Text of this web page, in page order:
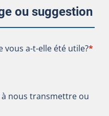
ou suggestion
vous a-t-elle été utile?
vous a-t-elle été utile?*
nous transmettre ou